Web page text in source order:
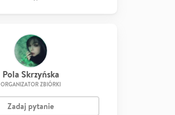
Pola Skrzyńska
ORGANIZATOR ZBIÓRKI
Zadaj pytanie